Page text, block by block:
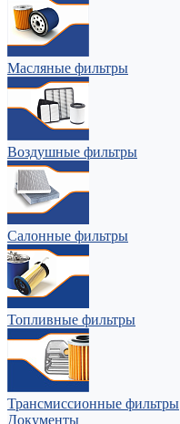
Масляные фильтры
Воздушные фильтры
Салонные фильтры
Топливные фильтры
Трансмиссионные фильтры
Документы